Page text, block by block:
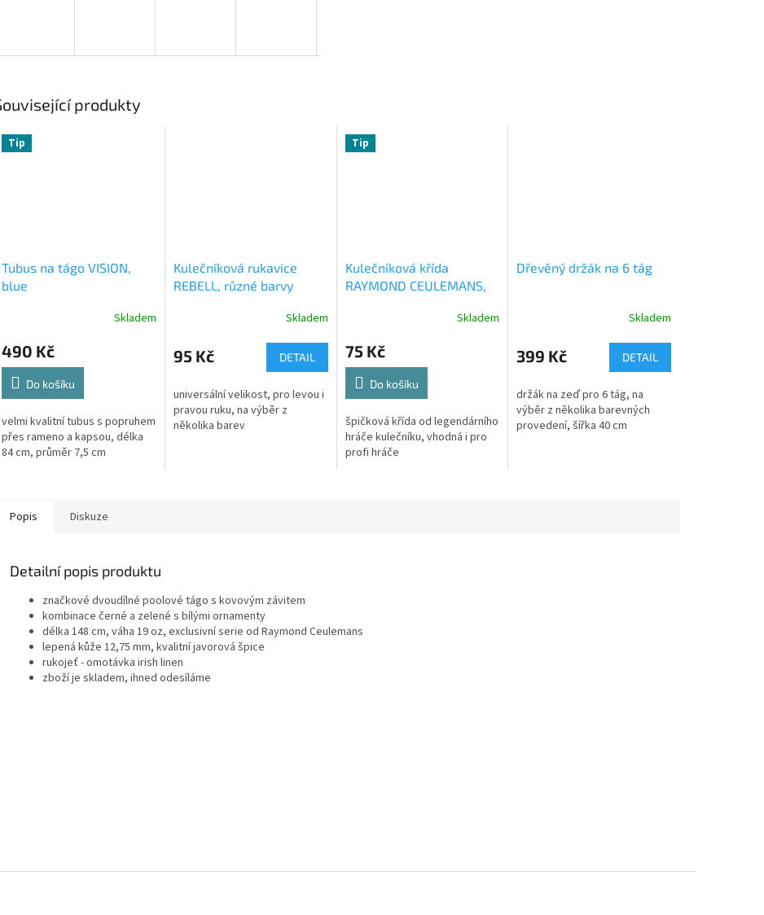
produkty
Tip
Tubus na tágo VISION,
blue
Skladem
490 Kč
Do košíku
velmi kvalitní tubus s popruhem
přes rameno a kapsou, délka
84 cm, průměr 7,5 cm
Kulečníková rukavice
REBELL, různé barvy
Skladem
95 Kč DETAIL
universální velikost, pro levou i
pravou ruku, na výběr z
několika barev
Tip
Kulečníková křída
RAYMOND CEULEMANS,
Skladem
75 Kč
Do košíku
špičková křída od legendárního
hráče kulečníku, vhodná i pro
profi hráče
Dřevěný držák na 6 tág
Skladem
399 Kč DETAIL
držák na zeď pro 6 tág, na
výběr z několika barevných
provedení, šířka 40 cm
Popis Diskuze
Detailní popis produktu
značkové dvoudílné poolové tágo s kovovým závitem
kombinace černé a zelené s bílými ornamenty
délka 148 cm, váha 19 oz, exclusivní serie od Raymond Ceulemans
lepená kůže 12,75 mm, kvalitní javorová špice
rukojeť - omotávka irish linen
zboží je skladem, ihned odesíláme